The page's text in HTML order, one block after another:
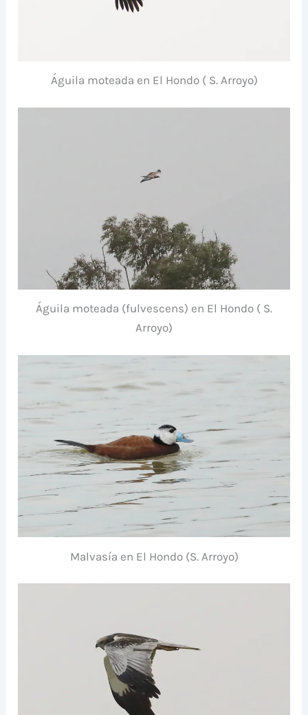
Águila moteada en El Hondo ( S. Arroyo)
Águila moteada (fulvescens) en El Hondo ( S.
Arroyo)
Malvasía en El Hondo (S. Arroyo)